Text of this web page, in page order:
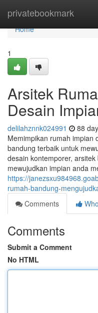
privatebookmark
Home
Home
1
Arsitek
Desain
delilahznnk024991 88
Memimpikan rumah impian
bandung terbaik untuk
desain kontemporer,
mewujudkan impian anda
https://
rumah-bandung-
Comments
Comments
Submit a Comment
No HTML